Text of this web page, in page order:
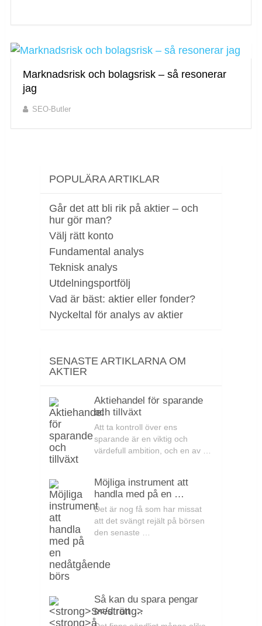
Marknadsrisk och bolagsrisk – så resonerar
jag
SEO-Butler
POPULÄRA ARTIKLAR
Går det att bli rik på aktier – och
hur gör man?
Välj rätt konto
Fundamental analys
Teknisk analys
Utdelningsportfölj
Vad är bäst: aktier eller fonder?
Nyckeltal för analys av aktier
SENASTE ARTIKLARNA OM
AKTIER
Aktiehandel för sparande
och tillväxt
Att ta kontroll över ens
sparande är en viktig och
värdefull ambition, och en av …
Möjliga instrument att
handla med på en …
Det är nog få som har missat
att det svängt rejält på börsen
den senaste …
Så kan du spara pengar
med rätt …